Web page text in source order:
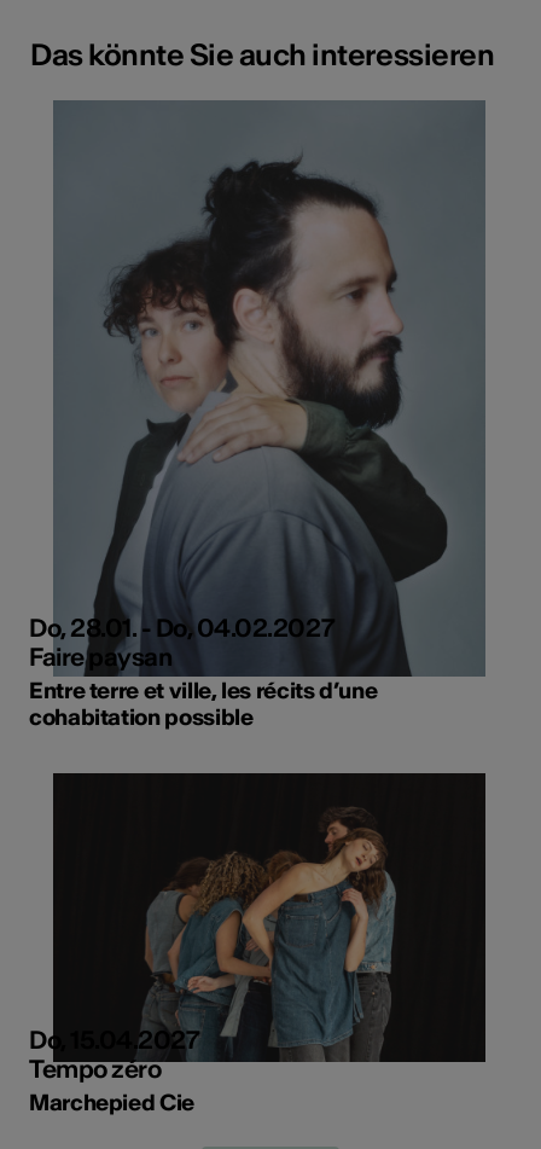
Das könnte Sie auch interessieren
Do, 28.01. - Do, 04.02.2027
Faire paysan
Entre terre et ville, les récits d’une
cohabitation possible
Do, 15.04.2027
Tempo zéro
Marchepied Cie